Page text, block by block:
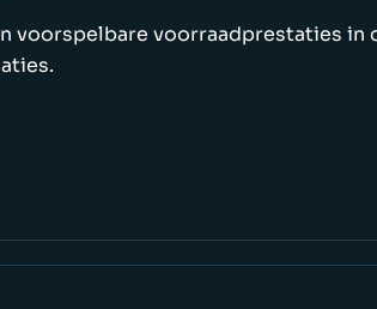
voorspelbare voorraadprestaties in